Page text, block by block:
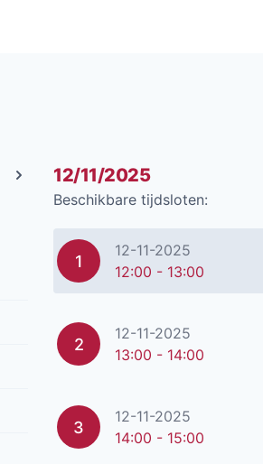
month
Next month
12/11/2025
Beschikbare tijdsloten:
1
12-11-2025
12:00 - 13:00
2
12-11-2025
13:00 - 14:00
3
12-11-2025
14:00 - 15:00